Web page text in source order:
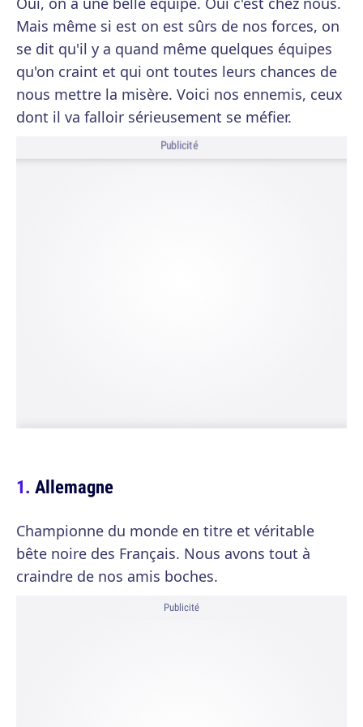
Mais même si est on est sûrs de nos forces, on
se dit qu'il y a quand même quelques équipes
qu'on craint et qui ont toutes leurs chances de
nous mettre la misère. Voici nos ennemis, ceux
dont il va falloir sérieusement se méfier.
Publicité
Allemagne
Championne du monde en titre et véritable
bête noire des Français. Nous avons tout à
craindre de nos amis boches.
Publicité